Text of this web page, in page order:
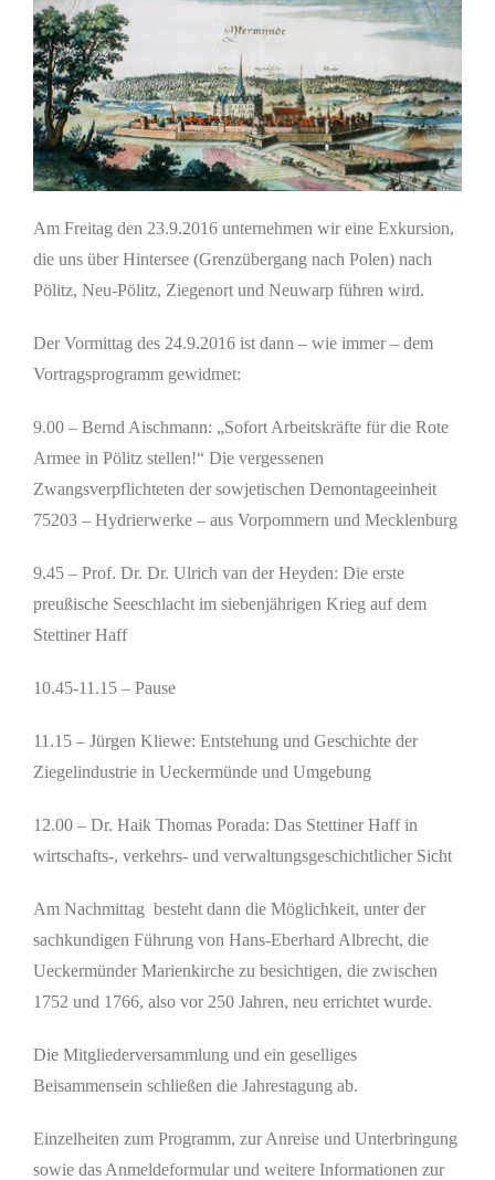
Am Freitag den 23.9.2016 unternehmen wir eine Exkursion,
die uns über Hintersee (Grenzübergang nach Polen) nach
Pölitz, Neu-Pölitz, Ziegenort und Neuwarp führen wird.
Der Vormittag des 24.9.2016 ist dann – wie immer – dem
Vortragsprogramm gewidmet:
9.00 – Bernd Aischmann: „Sofort Arbeitskräfte für die Rote
Armee in Pölitz stellen!“ Die vergessenen
Zwangsverpflichteten der sowjetischen Demontageeinheit
75203 – Hydrierwerke – aus Vorpommern und Mecklenburg
9.45 – Prof. Dr. Dr. Ulrich van der Heyden: Die erste
preußische Seeschlacht im siebenjährigen Krieg auf dem
Stettiner Haff
10.45-11.15 – Pause
11.15 – Jürgen Kliewe: Entstehung und Geschichte der
Ziegelindustrie in Ueckermünde und Umgebung
12.00 – Dr. Haik Thomas Porada: Das Stettiner Haff in
wirtschafts-, verkehrs- und verwaltungsgeschichtlicher Sicht
Am Nachmittag besteht dann die Möglichkeit, unter der
sachkundigen Führung von Hans-Eberhard Albrecht, die
Ueckermünder Marienkirche zu besichtigen, die zwischen
1752 und 1766, also vor 250 Jahren, neu errichtet wurde.
Die Mitgliederversammlung und ein geselliges
Beisammensein schließen die Jahrestagung ab.
Einzelheiten zum Programm, zur Anreise und Unterbringung
sowie das Anmeldeformular und weitere Informationen zur